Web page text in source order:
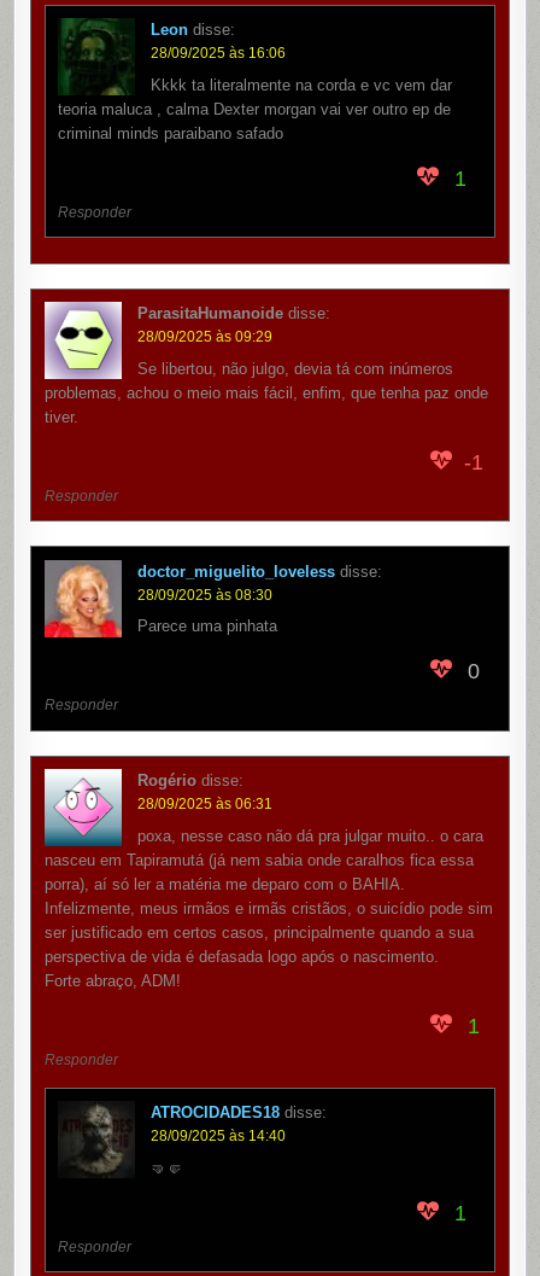
Leon disse:
28/09/2025 às 16:06
Kkkk ta literalmente na corda e vc vem dar
teoria maluca , calma Dexter morgan vai ver outro ep de
criminal minds paraibano safado
1
Responder
ParasitaHumanoide disse:
28/09/2025 às 09:29
Se libertou, não julgo, devia tá com inúmeros
problemas, achou o meio mais fácil, enfim, que tenha paz onde
tiver.
-1
Responder
doctor_miguelito_loveless disse:
28/09/2025 às 08:30
Parece uma pinhata
0
Responder
Rogério disse:
28/09/2025 às 06:31
poxa, nesse caso não dá pra julgar muito.. o cara
nasceu em Tapiramutá (já nem sabia onde caralhos fica essa
porra), aí só ler a matéria me deparo com o BAHIA.
Infelizmente, meus irmãos e irmãs cristãos, o suicídio pode sim
ser justificado em certos casos, principalmente quando a sua
perspectiva de vida é defasada logo após o nascimento.
Forte abraço, ADM!
1
Responder
ATROCIDADES18 disse:
28/09/2025 às 14:40
🤜🤛
1
Responder